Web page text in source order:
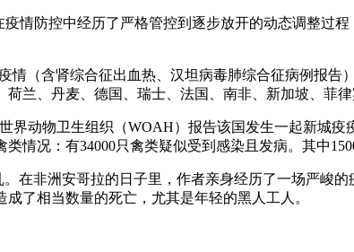
情防控中经历了严格管控到逐步放开的动态调整过
情（含肾综合征出血热、汉坦病毒肺综合征病例报
兰、丹麦、德国、瑞士、法国、南非、新加坡、菲律
界动物卫生组织（WOAH）报告该国发生一起新城
情况：有34000只禽类疑似受到感染且发病。其中
在非洲安哥拉的日子里，作者亲身经历了一场严峻
了相当数量的死亡，尤其是年轻的黑人工人。